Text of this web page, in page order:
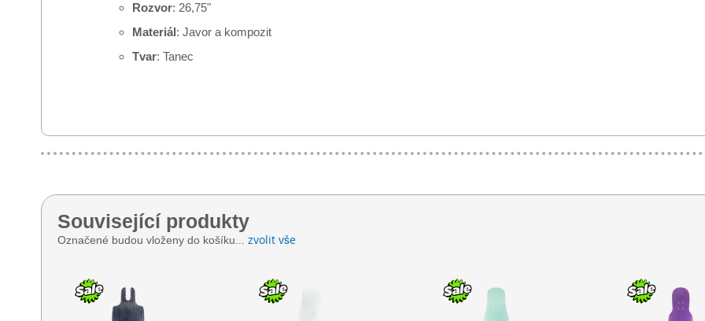
Rozvor: 26,75"
Materiál : Javor a kompozit
Tvar: Tanec
Související produkty
Označené budou vloženy do košíku... zvolit vše